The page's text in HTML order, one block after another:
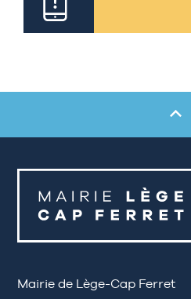
Mairie de Lège-Cap Ferret